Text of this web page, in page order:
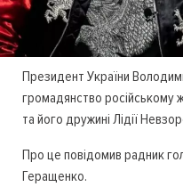
Президент України
громадянство російському
та його дружині Лідії
Про це повідомив радник
Геращенко.